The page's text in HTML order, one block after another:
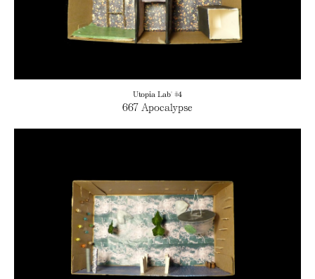
Utopia Lab' #4
667 Apocalypse